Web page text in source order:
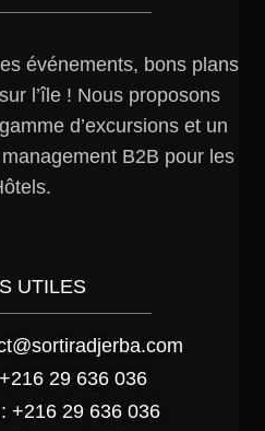
événements, bons plans
l’île ! Nous proposons
d’excursions et un
B2B pour les
UTILES
29 636 036
+216 29 636 036